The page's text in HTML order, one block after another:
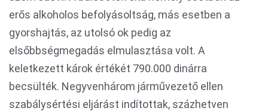
erős alkoholos befolyásoltság, más esetben a
gyorshajtás, az utolsó ok pedig az
elsőbbségmegadás elmulasztása volt. A
keletkezett károk értékét 790.000 dinárra
becsülték. Negyvenhárom járművezető ellen
szabálysértési eljárást indítottak, százhetven